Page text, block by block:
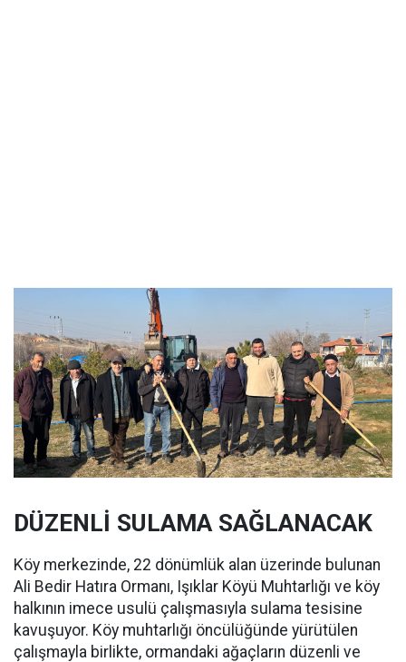
DÜZENLİ SULAMA SAĞLANACAK
Köy merkezinde, 22 dönümlük alan üzerinde bulunan
Ali Bedir Hatıra Ormanı, Işıklar Köyü Muhtarlığı ve köy
halkının imece usulü çalışmasıyla sulama tesisine
kavuşuyor. Köy muhtarlığı öncülüğünde yürütülen
çalışmayla birlikte, ormandaki ağaçların düzenli ve